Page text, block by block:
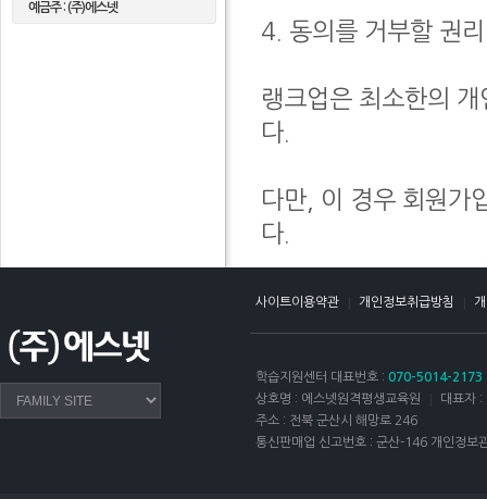
예금주 : (주)에스넷
4. 동의를 거부할 권
랭크업은 최소한의
다.
다만, 이 경우 회원가
다.
사이트이용약관 개인정보취급방침
학습지원센터 대표번호 : 070-5014-2173
상호명 : 에스넷원격평생교육원
대표자 :
주소 : 전북 군산시 해망로 246
통신판매업 신고번호 : 군산-146 개인정보